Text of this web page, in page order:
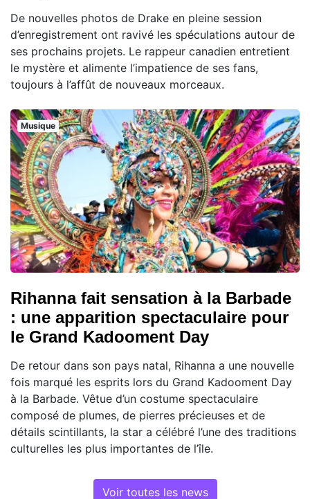
De nouvelles photos de Drake en pleine session
d’enregistrement ont ravivé les spéculations autour de
ses prochains projets. Le rappeur canadien entretient
le mystère et alimente l’impatience de ses fans,
toujours à l’affût de nouveaux morceaux.
Musique
Rihanna fait sensation à la Barbade
: une apparition spectaculaire pour
le Grand Kadooment Day
De retour dans son pays natal, Rihanna a une nouvelle
fois marqué les esprits lors du Grand Kadooment Day
à la Barbade. Vêtue d’un costume spectaculaire
composé de plumes, de pierres précieuses et de
détails scintillants, la star a célébré l’une des traditions
culturelles les plus importantes de l’île.
Voir toutes les news